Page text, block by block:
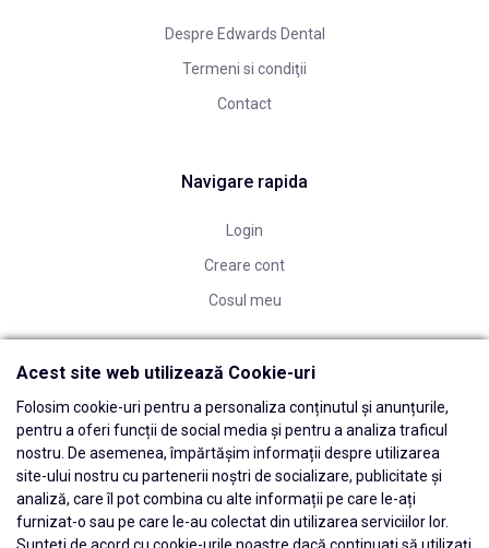
Despre Edwards Dental
Termeni si condiţii
Contact
Navigare rapida
Login
Creare cont
Cosul meu
Acest site web utilizează Cookie-uri
Folosim cookie-uri pentru a personaliza conținutul și anunțurile,
pentru a oferi funcții de social media și pentru a analiza traficul
nostru. De asemenea, împărtășim informații despre utilizarea
site-ului nostru cu partenerii noștri de socializare, publicitate și
analiză, care îl pot combina cu alte informații pe care le-ați
furnizat-o sau pe care le-au colectat din utilizarea serviciilor lor.